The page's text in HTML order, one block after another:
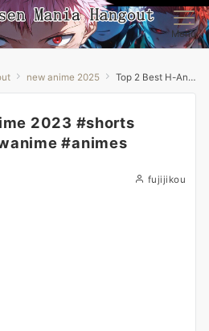
Menu
new anime 2025 Top 2 Best H-Anime 2023 #shorts #bestanime #newanime #animes
2023 #shorts
#animes
fujijikou